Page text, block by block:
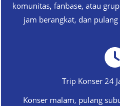
komunitas, fanbase, atau
jam berangkat, dan
Trip Konser 24
Konser malam, pulang